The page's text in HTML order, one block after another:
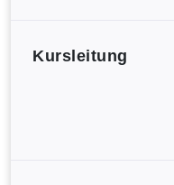
Kursleitung